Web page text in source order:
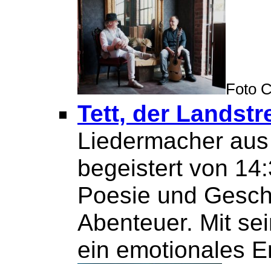
Foto
Tett, der
Liedermacher
begeistert von
Poesie und
Abenteuer. Mit
ein emotionales